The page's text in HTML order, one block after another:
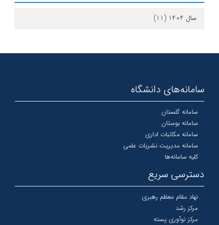
سال 1404 (11)
سامانه‌های دانشگاه
سامانه گلستان
سامانه بوستان
سامانه مکاتبات اداری
سامانه مدیریت نشریات علمی
کلیه سامانه‌ها
دسترسی سریع
نهاد مقام معظم رهبری
مرکز رشد
مرکز نوآوری پسته